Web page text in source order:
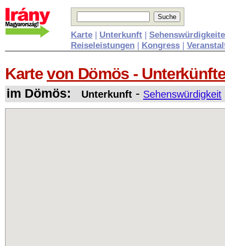
Karte| Unterkunft|
Reiseleistungen| Kongress|
Kartevon Dömös -
im Dömös: Unterkunft - Sehenswürdigkeit